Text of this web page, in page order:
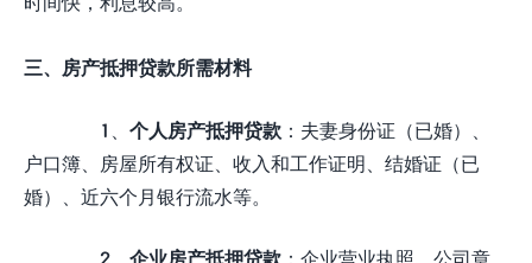
三、房产抵押贷款所需材料
1、 个人房产抵押贷款 ：夫妻身份证（已婚）、
户口簿、房屋所有权证、收入和工作证明、结婚证（已
婚）、近六个月银行流水等。
2、 企业房产抵押贷款 ：企业营业执照、公司章